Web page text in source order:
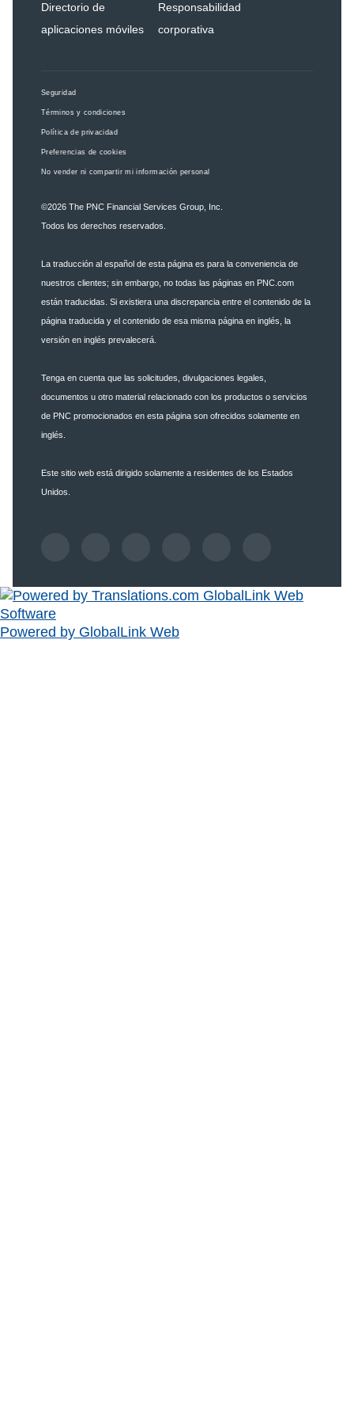
Directorio de
aplicaciones móviles
Responsabilidad
corporativa
Seguridad
Términos y condiciones
Política de privacidad
Preferencias de cookies
No vender ni compartir mi información personal
©2026 The PNC Financial Services Group, Inc.
Todos los derechos reservados.
La traducción al español de esta página es para la conveniencia de
nuestros clientes; sin embargo, no todas las páginas en PNC.com
están traducidas. Si existiera una discrepancia entre el contenido de la
página traducida y el contenido de esa misma página en inglés, la
versión en inglés prevalecerá.
Tenga en cuenta que las solicitudes, divulgaciones legales,
documentos u otro material relacionado con los productos o servicios
de PNC promocionados en esta página son ofrecidos solamente en
inglés.
Este sitio web está dirigido solamente a residentes de los Estados
Unidos.
Powered by GlobalLink Web